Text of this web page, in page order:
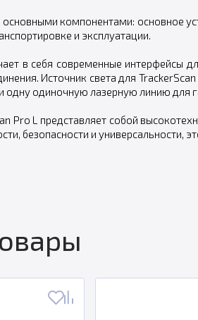
компонентами: основное
и эксплуатации.
в себя современные интерфейсы
Источник света для
одну одиночную лазерную линию для
Pro L представляет собой
безопасности и